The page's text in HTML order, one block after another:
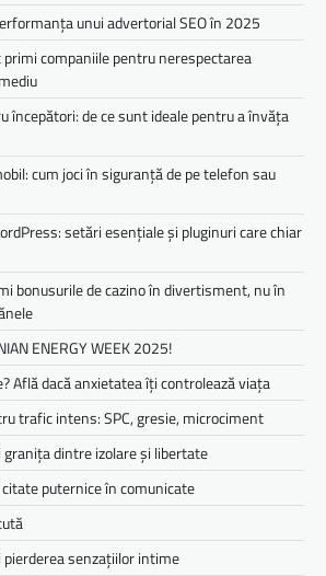
unui advertorial SEO în 2025
primi companiile pentru nerespectarea
începători: de ce sunt ideale pentru a învăța
cum joci în siguranță de pe telefon sau
setări esențiale și pluginuri care chiar
bonusurile de cazino în divertisment, nu în
ENERGY WEEK 2025!
Află dacă anxietatea îți controlează viața
trafic intens: SPC, gresie, microciment
granița dintre izolare și libertate
puternice în comunicate
pierderea senzațiilor intime